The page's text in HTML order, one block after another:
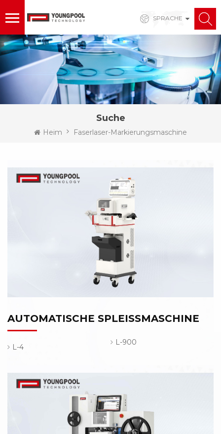
SPRACHE
Suche
Heim Faserlaser-Markierungsmaschine
AUTOMATISCHE SPLEISSMASCHINE
L-4
L-900